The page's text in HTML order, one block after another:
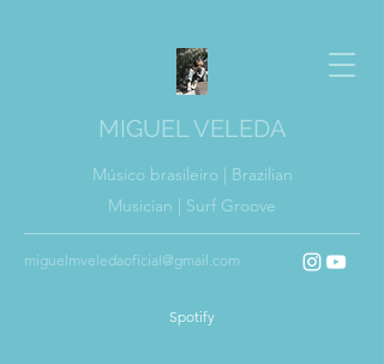
MIGUEL VELEDA
Músico brasileiro | Brazilian
Musician | Surf Groove
miguelmveledaoficial@gmail.com
Spotify